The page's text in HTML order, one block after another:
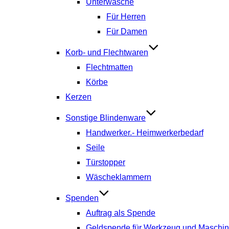
Unterwäsche
Für Herren
Für Damen
Korb- und Flechtwaren
Flechtmatten
Körbe
Kerzen
Sonstige Blindenware
Handwerker.- Heimwerkerbedarf
Seile
Türstopper
Wäscheklammern
Spenden
Auftrag als Spende